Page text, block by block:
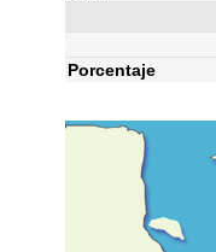
Porcentaje